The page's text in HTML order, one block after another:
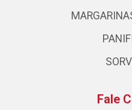
Fale